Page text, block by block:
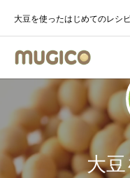
大豆を使ったはじめてのレシ
大